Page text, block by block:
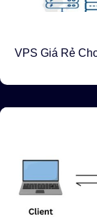
VPS Giá Rẻ